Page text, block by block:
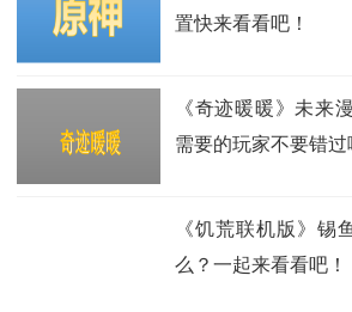
置快来看看吧！
《奇迹暖暖》未来
需要的玩家不要错过
《饥荒联机版》锡
么？一起来看看吧！